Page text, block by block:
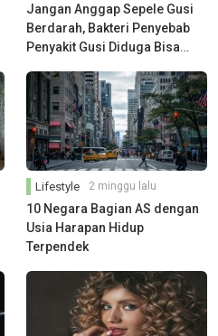
Jangan Anggap Sepele Gusi
Berdarah, Bakteri Penyebab
Penyakit Gusi Diduga Bisa
Lifestyle 2 minggu lalu
10 Negara Bagian AS dengan
Usia Harapan Hidup
Terpendek